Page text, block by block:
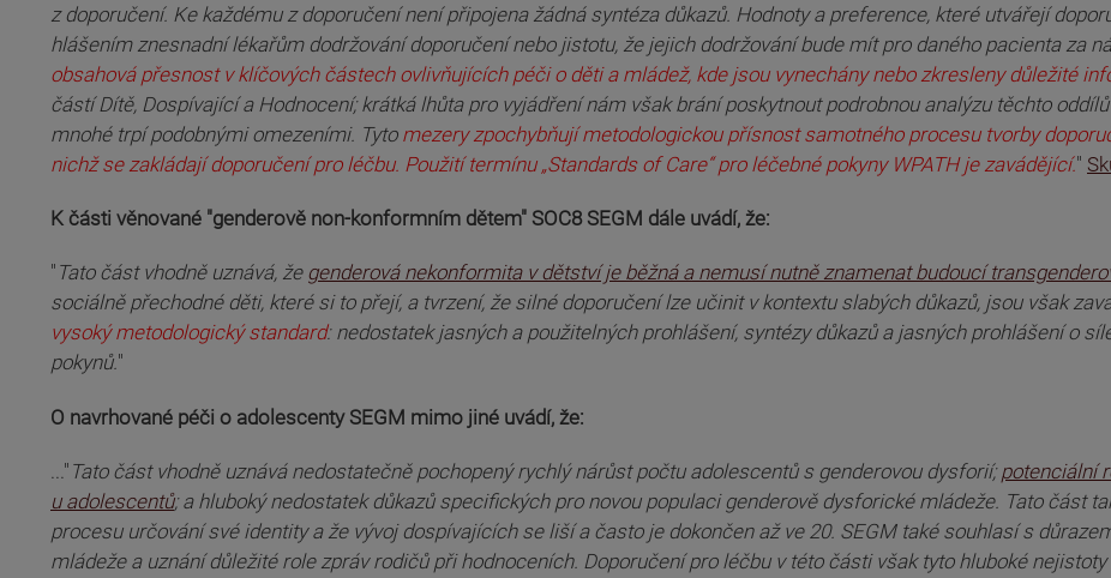
z doporučení. Ke každému z doporučení není připojena žádná syntéza důkazů. Hodnoty a preference, které utvářejí
hlášením znesnadní lékařům dodržování doporučení nebo jistotu, že jejich dodržování bude mít pro daného pacienta za
obsahová přesnost v klíčových částech ovlivňujících péči o děti a mládež, kde jsou vynechány nebo zkresleny důležité
částí Dítě, Dospívající a Hodnocení; krátká lhůta pro vyjádření nám však brání poskytnout podrobnou analýzu těchto
mnohé trpí podobnými omezeními. Tyto mezery zpochybňují metodologickou přísnost samotného procesu tvorby
nichž se zakládají doporučení pro léčbu. Použití termínu „Standards of Care“ pro léčebné pokyny WPATH je zavádějící."
K části věnované "genderově non-konformním dětem" SOC8 SEGM dále uvádí, že:
" Tato část vhodně uznává, že genderová nekonformita v dětství je běžná a nemusí nutně znamenat budoucí
sociálně přechodné děti, které si to přejí, a tvrzení, že silné doporučení lze učinit v kontextu slabých důkazů, jsou však
vysoký metodologický standard: nedostatek jasných a použitelných prohlášení, syntézy důkazů a jasných prohlášení o
pokynů."
O navrhované péči o adolescenty SEGM mimo jiné uvádí, že:
..." Tato část vhodně uznává nedostatečně pochopený rychlý nárůst počtu adolescentů s genderovou dysforií;potenciální
u adolescentů; a hluboký nedostatek důkazů specifických pro novou populaci genderově dysforické mládeže. Tato část
procesu určování své identity a že vývoj dospívajících se liší a často je dokončen až ve 20. SEGM také souhlasí s
mládeže a uznání důležité role zpráv rodičů při hodnoceních. Doporučení pro léčbu v této části však tyto hluboké